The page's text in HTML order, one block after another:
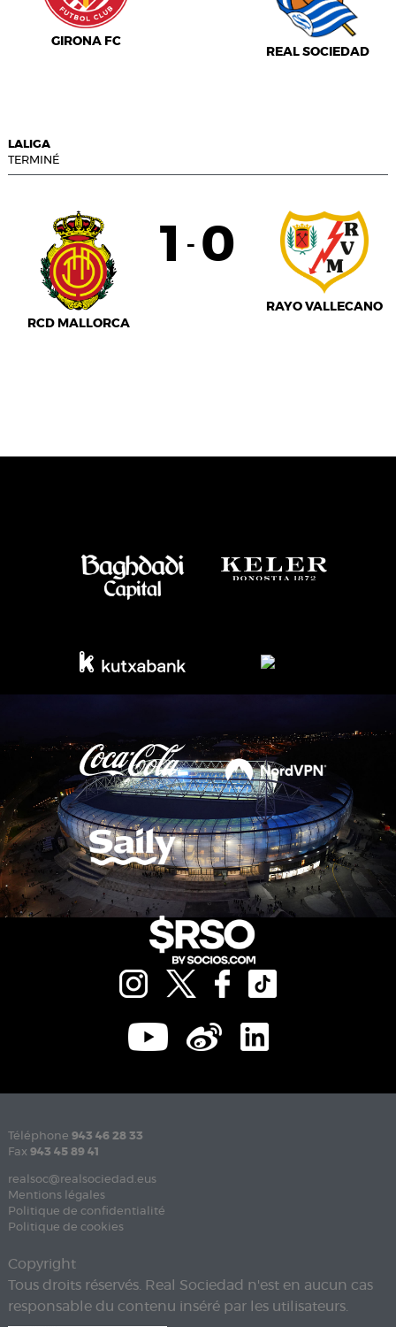
GIRONA FC
REAL SOCIEDAD
LALIGA
TERMINÉ
RCD MALLORCA
1 - 0
RAYO VALLECANO
Téléphone 943 46 28 33
Fax 943 45 89 41
realsoc@realsociedad.eus
Mentions légales
Politique de confidentialité
Politique de cookies
Copyright
Tous droits réservés. Real Sociedad n'est en aucun cas
responsable du contenu inséré par les utilisateurs.